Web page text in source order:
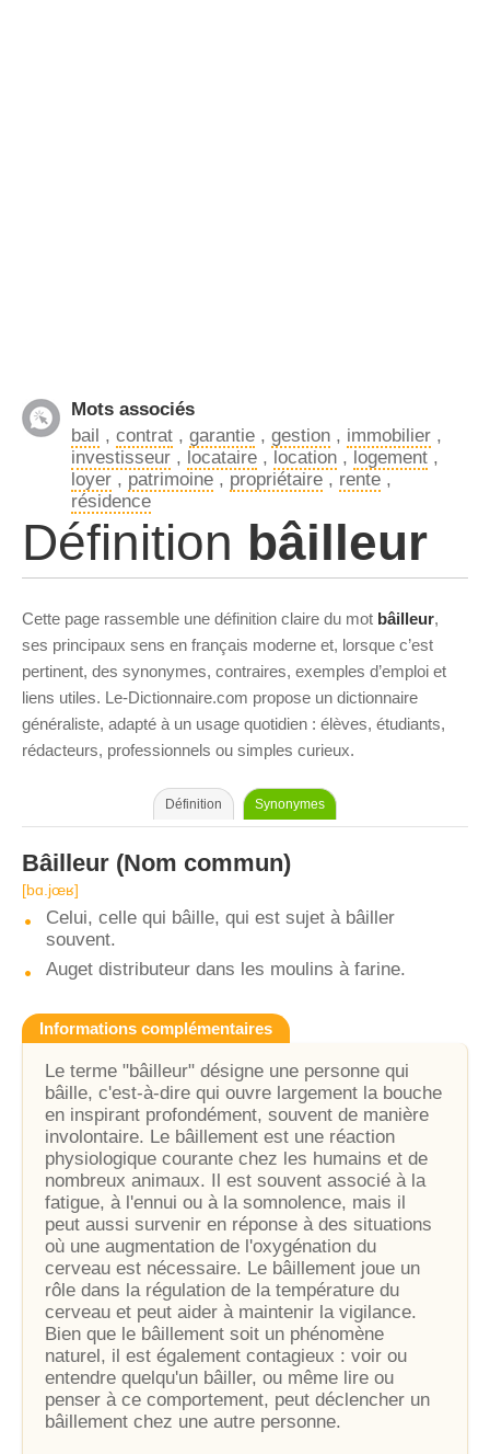
Mots associés
bail , contrat , garantie , gestion , immobilier ,
investisseur , locataire , location , logement ,
loyer , patrimoine , propriétaire , rente ,
résidence
Définition bâilleur
Cette page rassemble une définition claire du mot bâilleur,
ses principaux sens en français moderne et, lorsque c’est
pertinent, des synonymes, contraires, exemples d’emploi et
liens utiles. Le-Dictionnaire.com propose un dictionnaire
généraliste, adapté à un usage quotidien : élèves, étudiants,
rédacteurs, professionnels ou simples curieux.
Définition Synonymes
Bâilleur (Nom commun)
[bɑ.jœʁ]
Celui, celle qui bâille, qui est sujet à bâiller
souvent.
Auget distributeur dans les moulins à farine.
Informations complémentaires
Le terme "bâilleur" désigne une personne qui
bâille, c'est-à-dire qui ouvre largement la bouche
en inspirant profondément, souvent de manière
involontaire. Le bâillement est une réaction
physiologique courante chez les humains et de
nombreux animaux. Il est souvent associé à la
fatigue, à l'ennui ou à la somnolence, mais il
peut aussi survenir en réponse à des situations
où une augmentation de l'oxygénation du
cerveau est nécessaire. Le bâillement joue un
rôle dans la régulation de la température du
cerveau et peut aider à maintenir la vigilance.
Bien que le bâillement soit un phénomène
naturel, il est également contagieux : voir ou
entendre quelqu'un bâiller, ou même lire ou
penser à ce comportement, peut déclencher un
bâillement chez une autre personne.